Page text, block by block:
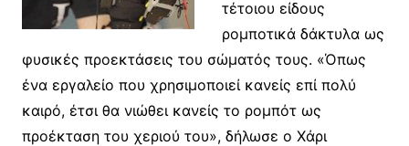
τέτοιου είδους
ρομποτικά δάκτυλα ως
φυσικές προεκτάσεις του σώματός τους. «Όπως
ένα εργαλείο που χρησιμοποιεί κανείς επί πολύ
καιρό, έτσι θα νιώθει κανείς το ρομπότ ως
προέκταση του χεριού του», δήλωσε ο Χάρι